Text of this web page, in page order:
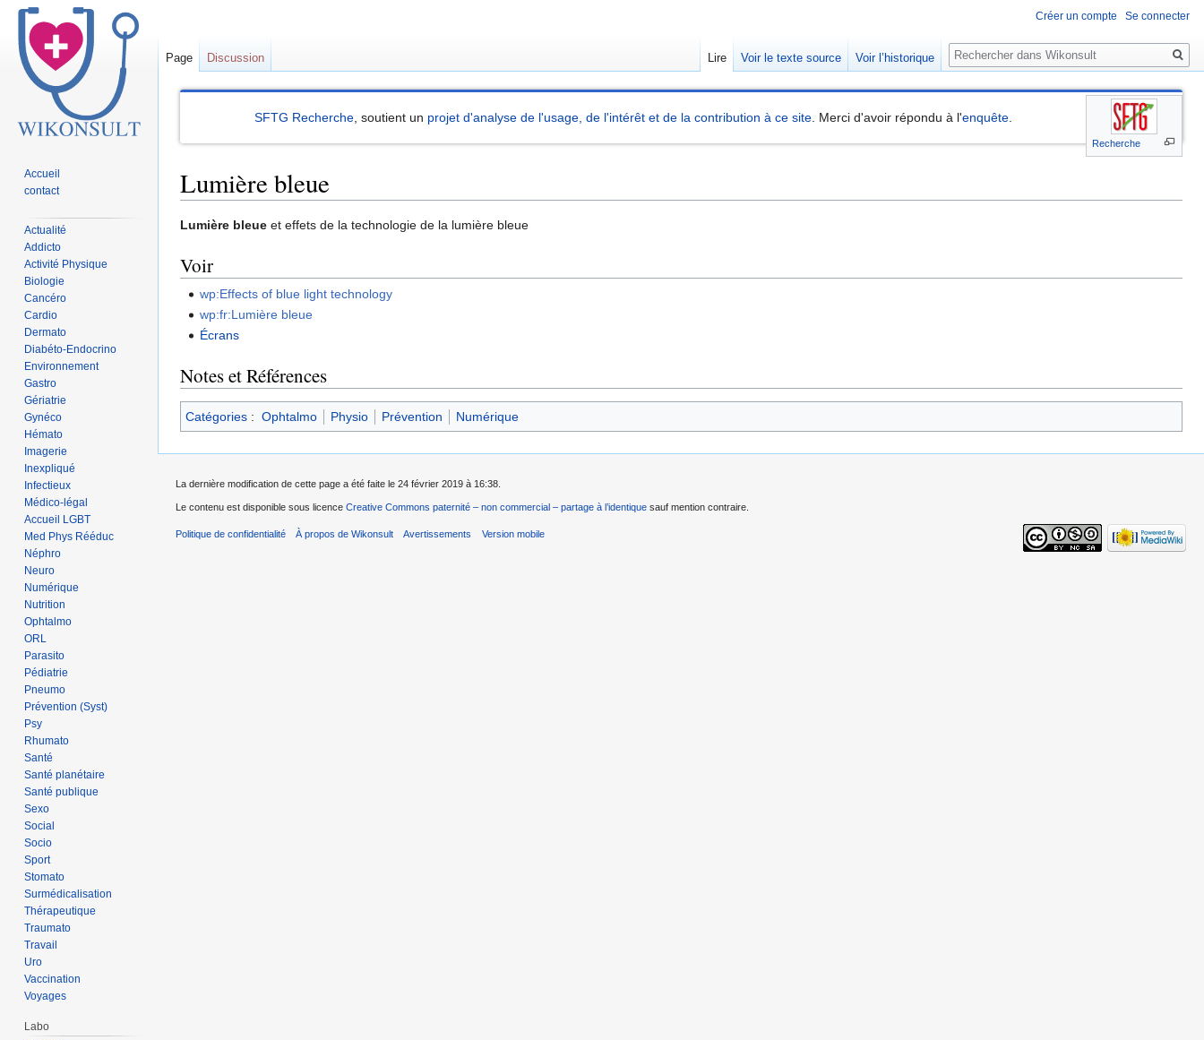
Recherche
SFTG Recherche , soutient un projet d'analyse de l'usage, de l'intérêt et de la contribution à ce site . Merci d'avoir répondu à l'enquête
Lumière bleue
Sauter
la
navigation
Sauter
la
recherche
Lumière bleue et effets de la technologie de la lumière bleue
Voir
wp:Effects of blue light technology
wp:fr:Lumière bleue
Écrans
Notes et Références
Catégories : Ophtalmo Physio Prévention Numérique
Créer un compte Se connecter
Page Discussion Lire Voir le texte source Voir l’historique
Rechercher
Accueil
contact
Actualité
Addicto
Activité Physique
Biologie
Cancéro
Cardio
Dermato
Diabéto-Endocrino
Environnement
Gastro
Gériatrie
Gynéco
Hémato
Imagerie
Inexpliqué
Infectieux
Médico-légal
Accueil LGBT
Med Phys Rééduc
Néphro
Neuro
Numérique
Nutrition
Ophtalmo
ORL
Parasito
Pédiatrie
Pneumo
Prévention (Syst)
Psy
Rhumato
Santé
Santé planétaire
Santé publique
Sexo
Social
Socio
Sport
Stomato
Surmédicalisation
Thérapeutique
Traumato
Travail
Uro
Vaccination
Voyages
Labo
La dernière modification de cette page a été faite le 24 février 2019 à 16:38.
Le contenu est disponible sous licence Creative Commons paternité – non commercial – partage à l’identique sauf mention contraire.
Politique de confidentialité À propos de Wikonsult Avertissements Version mobile